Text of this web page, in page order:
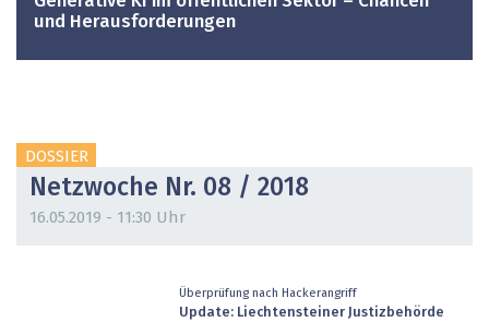
und Herausforderungen
DOSSIER
Netzwoche Nr. 08 / 2018
16.05.2019 - 11:30 Uhr
Überprüfung nach Hackerangriff
Update: Liechtensteiner Justizbehörde